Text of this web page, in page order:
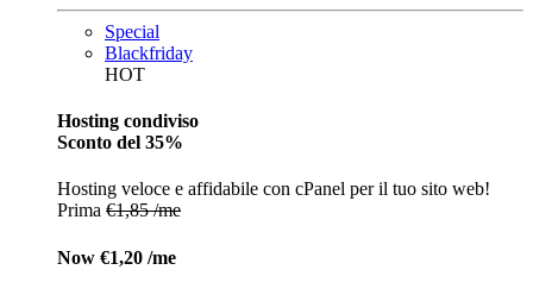
Special
Blackfriday
HOT
Hosting condiviso
Sconto del 35%
Hosting veloce e affidabile con cPanel per il tuo sito web!
Prima €1,85 /me
Now €1,20 /me